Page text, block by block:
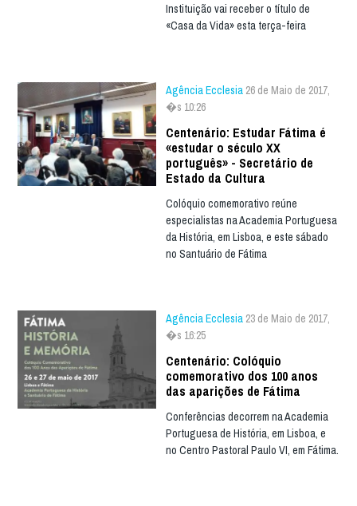
Instituição vai receber o título de
«Casa da Vida» esta terça-feira
Agência Ecclesia 26 de Maio de 2017,
�s 10:26
Centenário: Estudar Fátima é
«estudar o século XX
português» - Secretário de
Estado da Cultura
Colóquio comemorativo reúne
especialistas na Academia Portuguesa
da História, em Lisboa, e este sábado
no Santuário de Fátima
Agência Ecclesia 23 de Maio de 2017,
�s 16:25
Centenário: Colóquio
comemorativo dos 100 anos
das aparições de Fátima
Conferências decorrem na Academia
Portuguesa de História, em Lisboa, e
no Centro Pastoral Paulo VI, em Fátima.